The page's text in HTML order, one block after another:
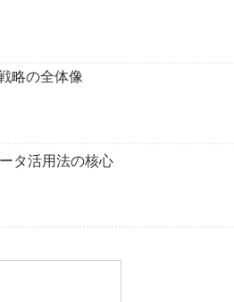
略の全体像
タ活用法の核心